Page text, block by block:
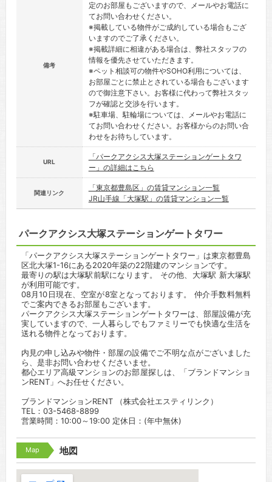
備考
定のお部屋もございますので、メールやお電話に
てお問い合わせください。
※掲載している物件がご成約している場合もござ
いますのでご了承ください。
※掲載詳細に相違がある場合は、弊社スタッフの
情報を優先させていただきます。
※ペット相談可の物件やSOHO利用については、
お部屋ごとに禁止とされている場合もございます
ので御注意下さい。お客様に代わって弊社スタッ
フが確認と交渉を行います。
※駐車場、駐輪場については、メールやお電話に
てお問い合わせください。お客様からのお問い合
わせをお待ちしています。
URL
「パークアクシス大塚ステーションゲートタワ
ー」の詳細はこちら
関連リンク
「東京都豊島区」の賃貸マンション一覧
JR山手線「大塚駅」の賃貸マンション一覧
パークアクシス大塚ステーションゲートタワー
「パークアクシス大塚ステーションゲートタワー」は東京都豊島
区北大塚1-16にある2020年築の22階建のマンションです。
最寄りの駅は大塚駅前駅になります。 その他、大塚駅 新大塚駅
が利用可能です。
08月10日現在、空室が8室となっております。 仲介手数料無料
でご案内できるお部屋もございます。
パークアクシス大塚ステーションゲートタワーは、部屋設備が充
実していますので、一人暮らしでもファミリーでも快適な生活を
送れる物件となっております。
内見の申し込みや物件・部屋の設備でご不明な点がございました
ら、是非お問い合わせくださいませ。
都心エリア高級マンションのお部屋探しは、「ブランドマンショ
ンRENT」へお任せください。
ブランドマンションRENT （株式会社エスティリンク）
TEL：03-5468-8899
営業時間：10:00～19:00 定休日：(年中無休)
Map 地図